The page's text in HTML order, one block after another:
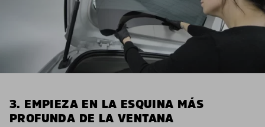
3. EMPIEZA EN LA ESQUINA MÁS
PROFUNDA DE LA VENTANA